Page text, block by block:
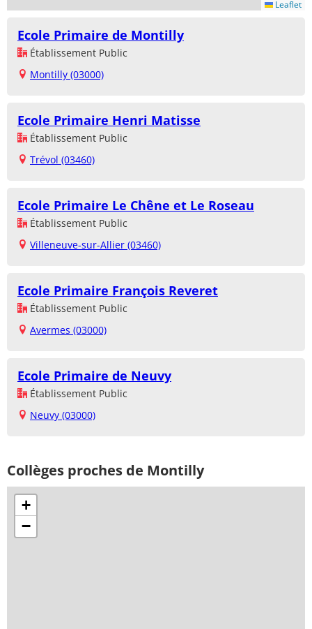
Leaflet
Ecole Primaire de Montilly
Établissement Public
Montilly (03000)
Ecole Primaire Henri Matisse
Établissement Public
Trévol (03460)
Ecole Primaire Le Chêne et Le Roseau
Établissement Public
Villeneuve-sur-Allier (03460)
Ecole Primaire François Reveret
Établissement Public
Avermes (03000)
Ecole Primaire de Neuvy
Établissement Public
Neuvy (03000)
Collèges proches de Montilly
+
−